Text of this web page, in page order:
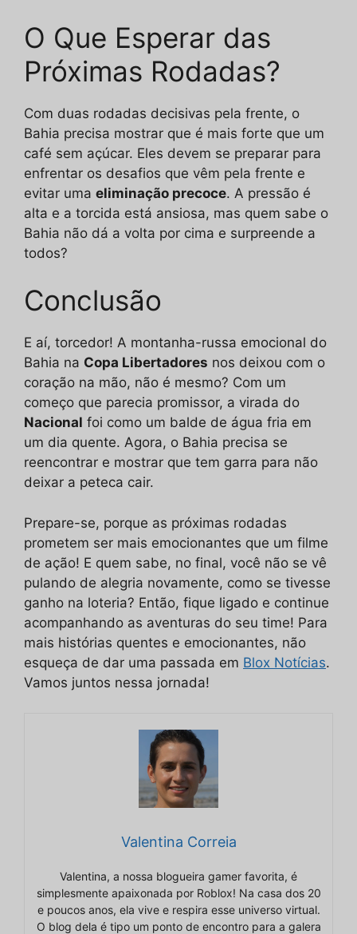
O Que Esperar das
Próximas Rodadas?
Com duas rodadas decisivas pela frente, o
Bahia precisa mostrar que é mais forte que um
café sem açúcar. Eles devem se preparar para
enfrentar os desafios que vêm pela frente e
evitar uma eliminação precoce. A pressão é
alta e a torcida está ansiosa, mas quem sabe o
Bahia não dá a volta por cima e surpreende a
todos?
Conclusão
E aí, torcedor! A montanha-russa emocional do
Bahia na Copa Libertadores nos deixou com o
coração na mão, não é mesmo? Com um
começo que parecia promissor, a virada do
Nacional foi como um balde de água fria em
um dia quente. Agora, o Bahia precisa se
reencontrar e mostrar que tem garra para não
deixar a peteca cair.
Prepare-se, porque as próximas rodadas
prometem ser mais emocionantes que um filme
de ação! E quem sabe, no final, você não se vê
pulando de alegria novamente, como se tivesse
ganho na loteria? Então, fique ligado e continue
acompanhando as aventuras do seu time! Para
mais histórias quentes e emocionantes, não
esqueça de dar uma passada em Blox Notícias.
Vamos juntos nessa jornada!
Valentina Correia
Valentina, a nossa blogueira gamer favorita, é
simplesmente apaixonada por Roblox! Na casa dos 20
e poucos anos, ela vive e respira esse universo virtual.
O blog dela é tipo um ponto de encontro para a galera